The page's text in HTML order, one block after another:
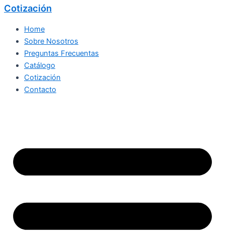
Cotización
Home
Sobre Nosotros
Preguntas Frecuentas
Catálogo
Cotización
Contacto